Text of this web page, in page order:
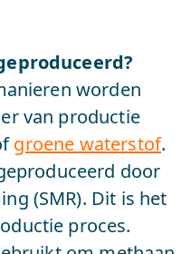
worden
van productie
groene waterstof.
door
(SMR). Dit is het
proces.